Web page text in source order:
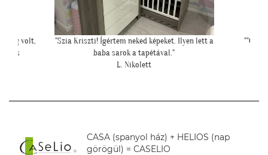
lett a
""Csatolok pár képet a dzsungeles sarokról!""
K. Laura
""Még
CASA (spanyol ház) + HELIOS (nap
görögül) = CASELIO